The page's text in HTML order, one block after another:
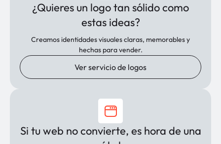
¿Quieres un logo tan sólido como
estas ideas?
Creamos identidades visuales claras, memorables y
hechas para vender.
Ver servicio de logos
Si tu web no convierte, es hora de una